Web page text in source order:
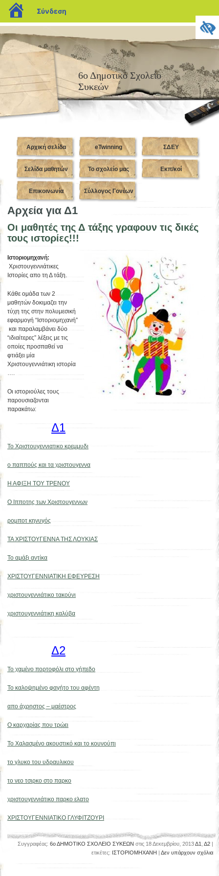
blogs.sch.gr
Σύνδεση
6ο Δημοτικό Σχολείο
Συκεών
Αρχική σελίδα eTwinning ΣΔΕΥ
Σελίδα μαθητών Το σχολείο μας Εκπ/κοί
Επικοινωνία Σύλλογος Γονέων
Αρχεία για Δ1
Οι μαθητές της Δ τάξης γραφουν τις δικές
τους ιστορίες!!!
Ιστοριομηχανή:
Χριστουγεννιάτικες
Ιστορίες απο τη Δ τάξη.
Κάθε ομάδα των 2
μαθητών δοκιμαζει την
τύχη της στην πολυμεσική
εφαρμογή “Ιστοριομηχανή”
και παραλαμβάνει δύο
“ιδιαίτερες” λέξεις με τις
οποίες προσπαθεί να
φτιάξει μία
Χριστουγεννιάτικη ιστορία
….
Οι ιστοριούλες τους
παρουσιαζονται
παρακάτω:
Δ1
Το Χριστουγεννιατικο κρεμμυδι
ο παππούς και τα χριστουγεννα
Η ΑΦΙΞΗ ΤΟΥ ΤΡΕΝΟΥ
Ο Ιπποτης των Χριστουγεννων
ρομποτ κηνυγός
ΤΑ ΧΡΙΣΤΟΥΓΕΝΝΑ ΤΗΣ ΛΟΥΚΙΑΣ
Το αμάξι αντίκα
ΧΡΙΣΤΟΥΓΕΝNΙΑΤΙΚΗ ΕΦΕΥΡΕΣΗ
χριστουγεννιάτικο τακούνι
χριστουγεννιάτικη καλύβα
Δ2
Το χαμένο πορτοφόλι στο γήπεδο
Το καλοψημένο φαγήτο του αφέντη
απο άχρηστος – μαέστρος
Ο καρχαρίας που τρώει
Το Χαλασμένο ακουστικό και το κουνούπι
το γλυκο του υδραυλικου
το νεο τσιρκο στο παρκο
χριστουγεννιάτικο παρκο ελατο
ΧΡΙΣΤΟΥΓΕΝΝΙΑΤΙΚΟ ΓΛΥΦΙΤΖΟΥΡΙ
Συγγραφέας: 6ο ΔΗΜΟΤΙΚΟ ΣΧΟΛΕΙΟ ΣΥΚΕΩΝ στις 18 Δεκεμβρίου, 2013Δ1 Δ2|
ετικέτες: ΙΣΤΟΡΙΟΜΗΧΑΝΗ | Δεν υπάρχουν σχόλια